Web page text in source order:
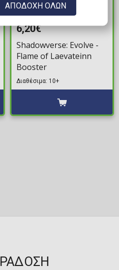
6,20€
Shadowverse: Evolve -
Flame of Laevateinn
Booster
Διαθέσιμα: 10+
ΑΠΟΔΟΧΗ ΟΛΩΝ